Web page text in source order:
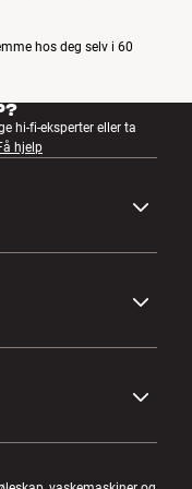
hos deg selv i 60
hi-fi-eksperter eller ta
hjelp